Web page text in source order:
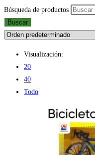
Búsqueda de productos
Buscar
Visualización:
20
40
Todo